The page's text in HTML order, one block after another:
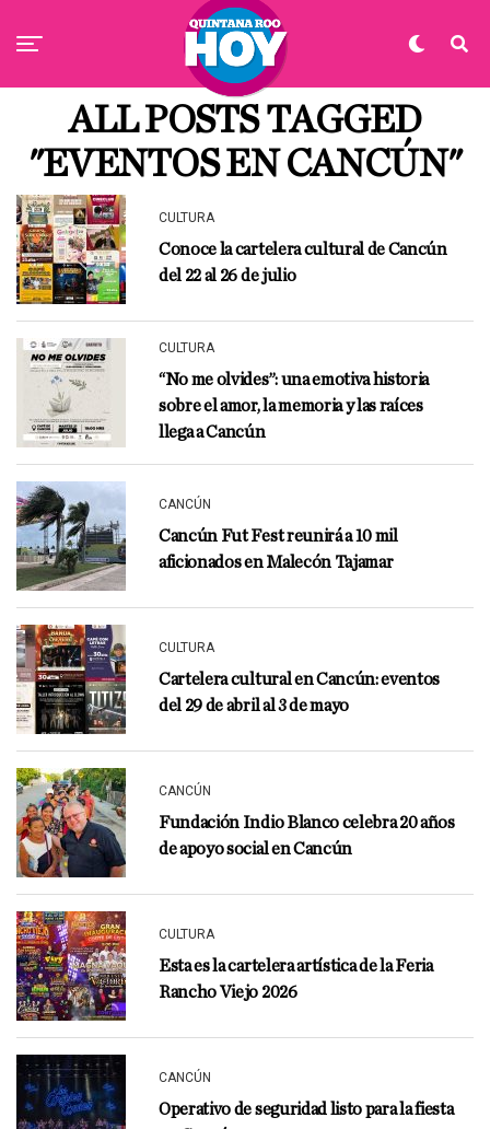
ALL POSTS TAGGED
"EVENTOS EN CANCÚN"
CULTURA
Conoce la cartelera cultural de Cancún
del 22 al 26 de julio
CULTURA
“No me olvides”: una emotiva historia
sobre el amor, la memoria y las raíces
llega a Cancún
CANCÚN
Cancún Fut Fest reunirá a 10 mil
aficionados en Malecón Tajamar
CULTURA
Cartelera cultural en Cancún: eventos
del 29 de abril al 3 de mayo
CANCÚN
Fundación Indio Blanco celebra 20 años
de apoyo social en Cancún
CULTURA
Esta es la cartelera artística de la Feria
Rancho Viejo 2026
CANCÚN
Operativo de seguridad listo para la fiesta